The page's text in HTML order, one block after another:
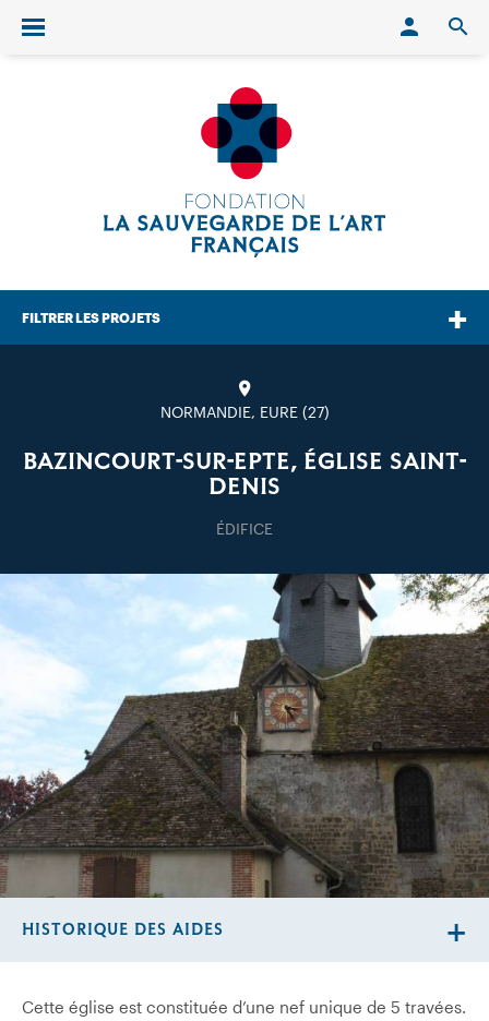
Ouvrir/fermer le menu
FILTRER LES PROJETS
NORMANDIE, EURE (27)
BAZINCOURT-SUR-EPTE, ÉGLISE SAINT-
DENIS
ÉDIFICE
Cette église est constituée d’une nef unique de 5 travées.
HISTORIQUE DES AIDES